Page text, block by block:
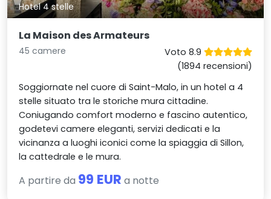
Hotel 4 stelle
La Maison des Armateurs
45 camere
Voto 8.9
(1894 recensioni)
Soggiornate nel cuore di Saint-Malo, in un hotel a 4
stelle situato tra le storiche mura cittadine.
Coniugando comfort moderno e fascino autentico,
godetevi camere eleganti, servizi dedicati e la
vicinanza a luoghi iconici come la spiaggia di Sillon,
la cattedrale e le mura.
A partire da 99 EUR a notte